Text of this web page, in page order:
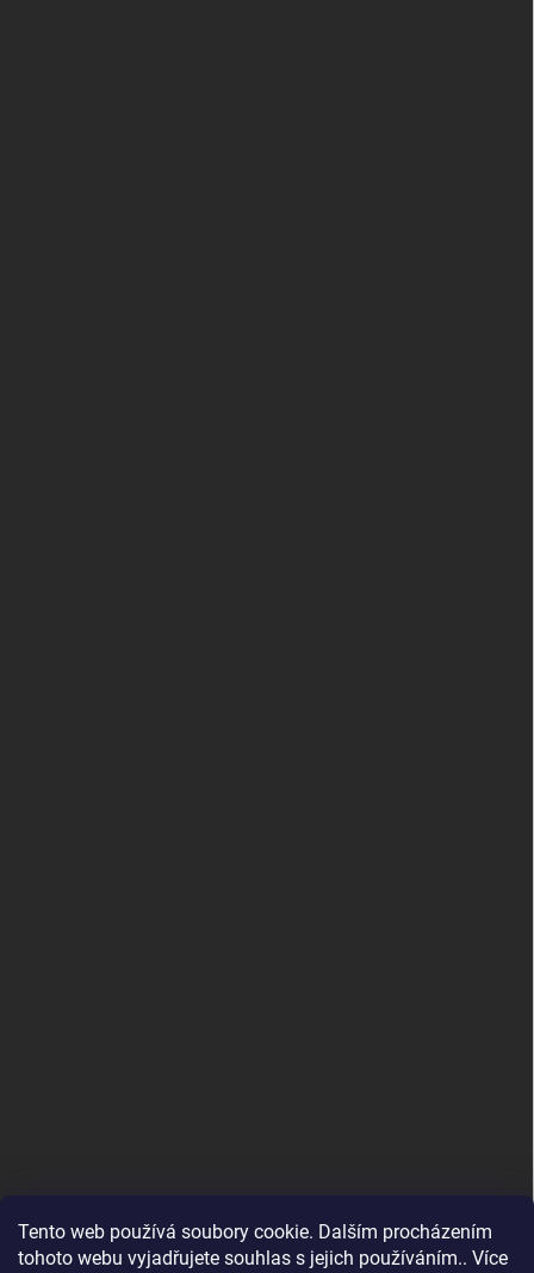
Tento web používá soubory cookie. Dalším procházením
tohoto webu vyjadřujete souhlas s jejich používáním.. Více